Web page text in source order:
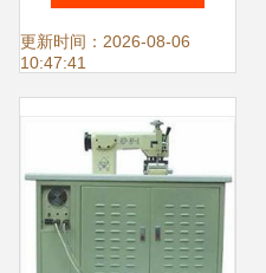
声波加湿器德诚信
环保设备供应
更新时间：2026-08-06
10:47:41